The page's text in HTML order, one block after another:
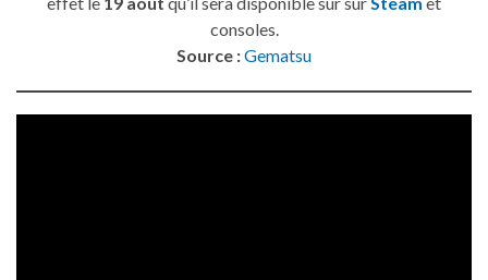
consoles.
Source :Gematsu